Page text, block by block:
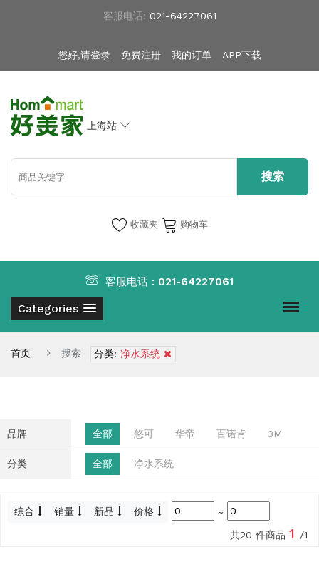
客服电话: 021-64227061
您好,请登录 免费注册 我的订单 APP下载
上海站
收藏夹 购物车
Categories
客服电话 : 021-64227061
首页 搜索 分类: 净水系统
品牌 全部 悠可 华帝 百诺肯 3M
分类 全部 净水系统
综合 销量 新品 价格
~
共20 件商品 1 /1